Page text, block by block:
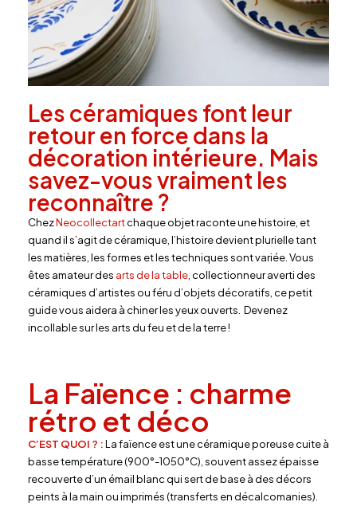
Les céramiques font leur
retour en force dans la
décoration intérieure. Mais
savez-vous vraiment les
reconnaître ?
ChezNeocollectartchaque objet raconte une histoire, et
quand il s’agit de céramique, l’histoire devient plurielle tant
les matières, les formes et les techniques sont variée. Vous
êtes amateur des arts de la table , collectionneur averti des
céramiques d’artistes ou féru d’objets décoratifs, ce petit
guide vous aidera à chiner les yeux ouverts. Devenez
incollable sur les arts du feu et de la terre !
La Faïence : charme
rétro et déco
C’EST QUOI ? :La faïence est une céramique poreuse cuite à
basse température (900°-1050°C), souvent assez épaisse
recouverte d’un émail blanc qui sert de base à des décors
peints à la main ou imprimés (transferts en décalcomanies).